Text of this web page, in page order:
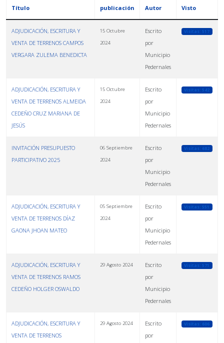
Título
publicación
Autor Visto
ADJUDICACIÓN, ESCRITURA Y
VENTA DE TERRENOS CAMPOS
VERGARA ZULEMA BENEDICTA
15 Octubre
2024
Escrito
por
Municipio
Pedernales
Visitas: 517
ADJUDICACIÓN, ESCRITURA Y
VENTA DE TERRENOS ALMEIDA
CEDEÑO CRUZ MARIANA DE
JESÚS
15 Octubre
2024
Escrito
por
Municipio
Pedernales
Visitas: 542
INVITACIÓN PRESUPUESTO
PARTICIPATIVO 2025
06 Septiembre
2024
Escrito
por
Municipio
Pedernales
Visitas: 682
ADJUDICACIÓN, ESCRITURA Y
VENTA DE TERRENOS DÍAZ
GAONA JHOAN MATEO
05 Septiembre
2024
Escrito
por
Municipio
Pedernales
Visitas: 551
ADJUDICACIÓN, ESCRITURA Y
VENTA DE TERRENOS RAMOS
CEDEÑO HOLGER OSWALDO
29 Agosto 2024
Escrito
por
Municipio
Pedernales
Visitas: 571
ADJUDICACIÓN, ESCRITURA Y
VENTA DE TERRENOS
29 Agosto 2024
Escrito
por
Visitas: 606